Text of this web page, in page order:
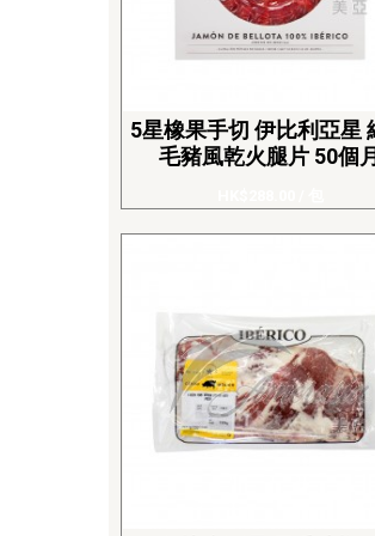
5星橡果手切 伊比利亞星
毛豬風乾火腿片 50個